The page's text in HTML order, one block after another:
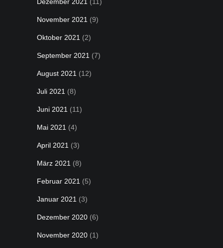
November 2021 (9)
Oktober 2021 (2)
September 2021 (7)
August 2021 (12)
Juli 2021 (8)
Juni 2021 (11)
Mai 2021 (4)
April 2021 (3)
März 2021 (8)
Februar 2021 (5)
Januar 2021 (3)
Dezember 2020 (6)
November 2020 (1)